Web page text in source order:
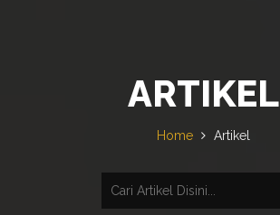
ARTIKEL
Home Artikel